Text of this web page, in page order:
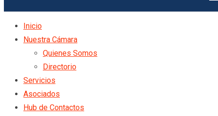
Inicio
Nuestra Cámara
Quienes Somos
Directorio
Servicios
Asociados
Hub de Contactos